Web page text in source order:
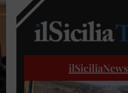
ilSiciliaNews